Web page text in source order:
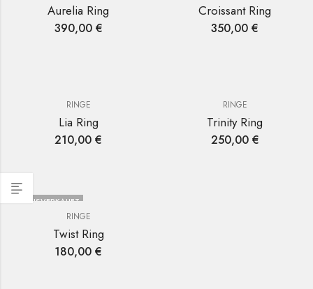
Aurelia Ring
390,00 €
Croissant Ring
350,00 €
RINGE
Lia Ring
210,00 €
RINGE
Trinity Ring
250,00 €
AUSVERKAUFT
RINGE
Twist Ring
180,00 €